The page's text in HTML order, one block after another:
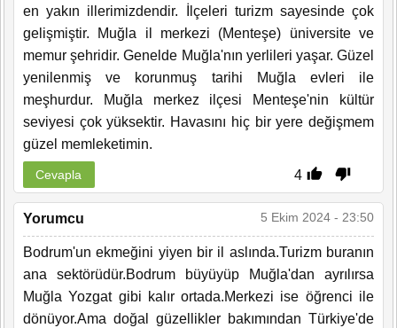
en yakın illerimizdendir. İlçeleri turizm sayesinde çok
gelişmiştir. Muğla il merkezi (Menteşe) üniversite ve
memur şehridir. Genelde Muğla'nın yerlileri yaşar. Güzel
yenilenmiş ve korunmuş tarihi Muğla evleri ile
meşhurdur. Muğla merkez ilçesi Menteşe'nin kültür
seviyesi çok yüksektir. Havasını hiç bir yere değişmem
güzel memleketimin.
4
Cevapla
Yorumcu 5 Ekim 2024 - 23:50
Bodrum'un ekmeğini yiyen bir il aslında.Turizm buranın
ana sektörüdür.Bodrum büyüyüp Muğla'dan ayrılırsa
Muğla Yozgat gibi kalır ortada.Merkezi ise öğrenci ile
dönüyor.Ama doğal güzellikler bakımından Türkiye'de